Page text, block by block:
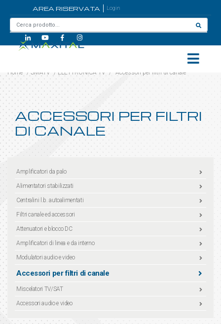
AREA RISERVATA Login
Home / SMATV / ELETTRONICA TV / Accessori per filtri di canale
ACCESSORI PER FILTRI
DI CANALE
Amplificatori da palo
Alimentatori stabilizzati
Centralini l.b. autoalimentati
Filtri canale ed accessori
Attenuatori e blocco DC
Amplificatori di linea e da interno
Modulatori audio e video
Accessori per filtri di canale
Miscelatori TV/SAT
Accessori audio e video